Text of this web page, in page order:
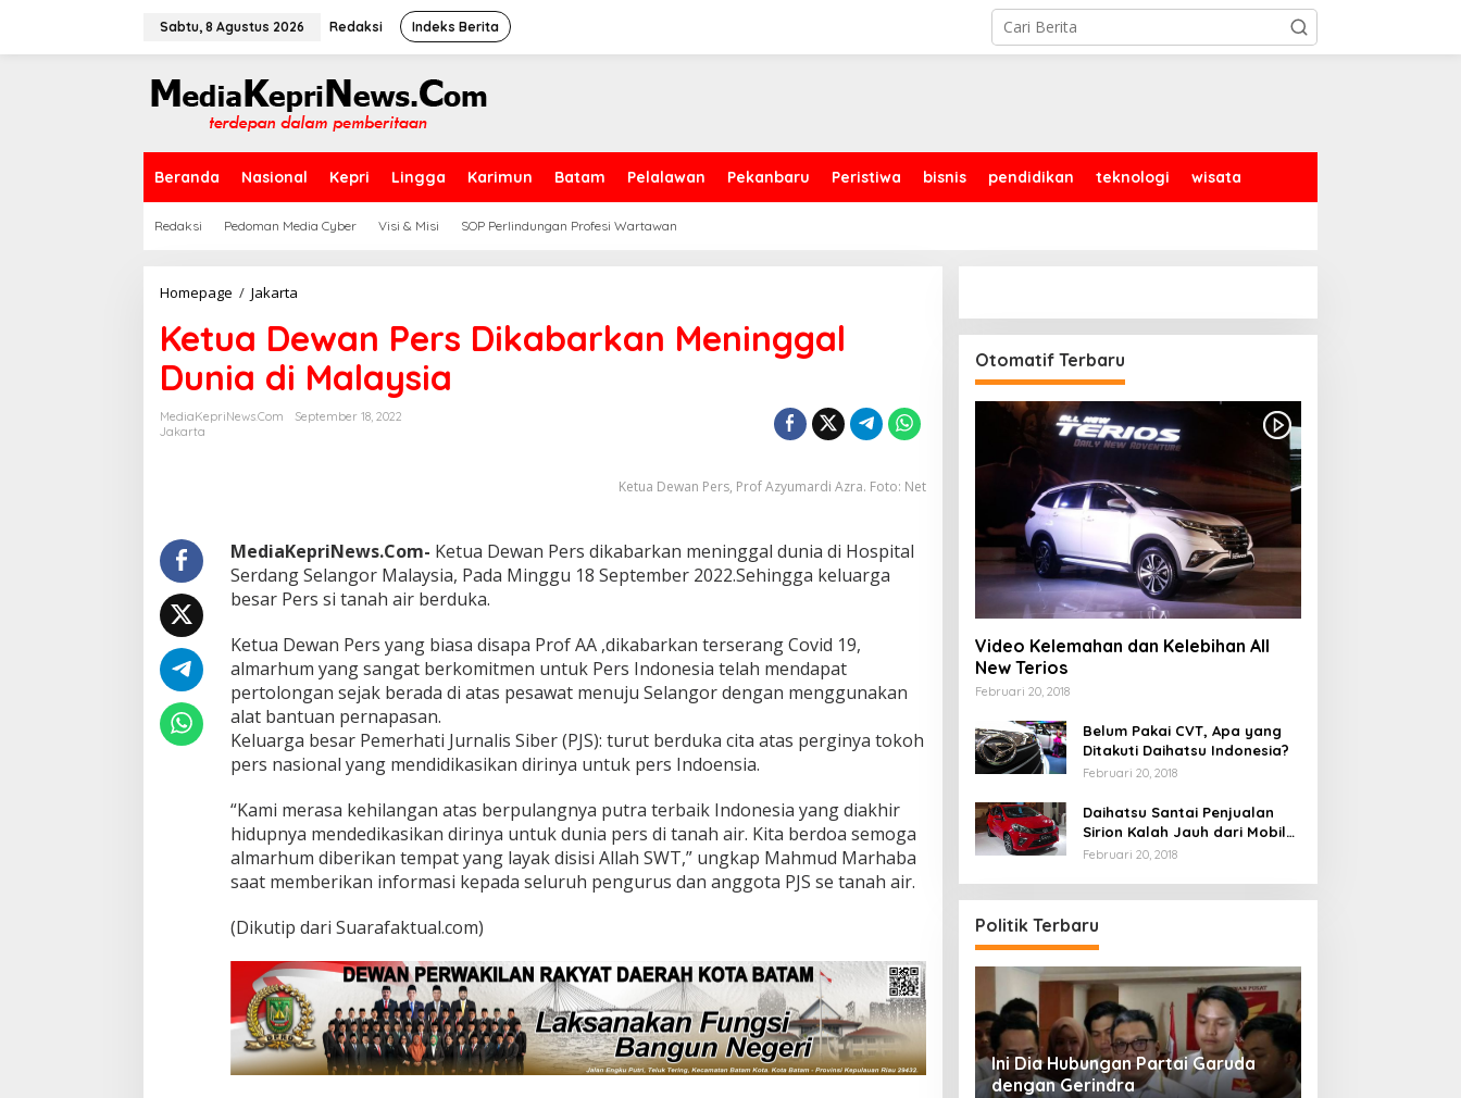
Sabtu, 8 Agustus 2026 Redaksi Indeks Berita
Beranda Nasional Kepri Lingga Karimun Batam Pelalawan Pekanbaru Peristiwa bisnis pendidikan teknologi wisata
Redaksi Pedoman Media Cyber Visi & Misi SOP Perlindungan Profesi Wartawan
Homepage / Jakarta
t
u
e
s
D
k
b
a
k
a
n
M
i
n
g
g
D
u
n
i
a
d
i
M
Ketua Dewan Pers Dikabarkan Meninggal
Dunia di Malaysia
MediaKepriNews.com
September 18, 2022
Jakarta
Ketua Dewan Pers, Prof Azyumardi Azra. Foto: Net
MediaKepriNews.Com- Ketua Dewan Pers dikabarkan meninggal dunia di Hospital
Serdang Selangor Malaysia, Pada Minggu 18 September 2022.Sehingga keluarga
besar Pers si tanah air berduka.
Ketua Dewan Pers yang biasa disapa Prof AA ,dikabarkan terserang Covid 19,
almarhum yang sangat berkomitmen untuk Pers Indonesia telah mendapat
pertolongan sejak berada di atas pesawat menuju Selangor dengan menggunakan
alat bantuan pernapasan.
Keluarga besar Pemerhati Jurnalis Siber (PJS): turut berduka cita atas perginya tokoh
pers nasional yang mendidikasikan dirinya untuk pers Indoensia.
“Kami merasa kehilangan atas berpulangnya putra terbaik Indonesia yang diakhir
hidupnya mendedikasikan dirinya untuk dunia pers di tanah air. Kita berdoa semoga
almarhum diberikan tempat yang layak disisi Allah SWT,” ungkap Mahmud Marhaba
saat memberikan informasi kepada seluruh pengurus dan anggota PJS se tanah air.
(Dikutip dari Suarafaktual.com)
Otomatif Terbaru
Video Kelemahan dan Kelebihan All
New Terios
Februari 20, 2018
Belum Pakai CVT, Apa yang
Ditakuti Daihatsu Indonesia?
Februari 20, 2018
Daihatsu Santai Penjualan
Sirion Kalah Jauh dari Mobil
LCGC
Februari 20, 2018
Politik Terbaru
Ini Dia Hubungan Partai Garuda
Strategi PPP Menangkan Duet
Ganjar dan Gus Yasin